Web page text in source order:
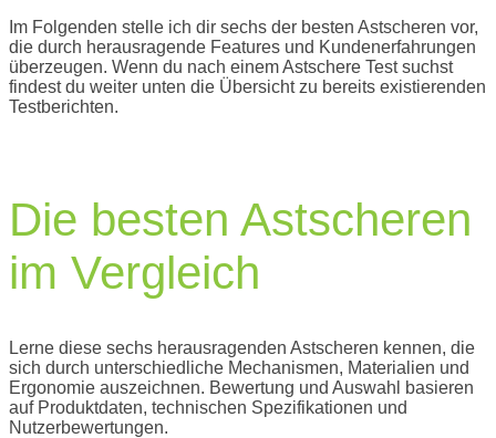
Im Folgenden stelle ich dir sechs der besten Astscheren vor,
die durch herausragende Features und Kundenerfahrungen
überzeugen. Wenn du nach einem Astschere Test suchst
findest du weiter unten die Übersicht zu bereits existierenden
Testberichten.
Die besten Astscheren
im Vergleich
Lerne diese sechs herausragenden Astscheren kennen, die
sich durch unterschiedliche Mechanismen, Materialien und
Ergonomie auszeichnen. Bewertung und Auswahl basieren
auf Produktdaten, technischen Spezifikationen und
Nutzerbewertungen.